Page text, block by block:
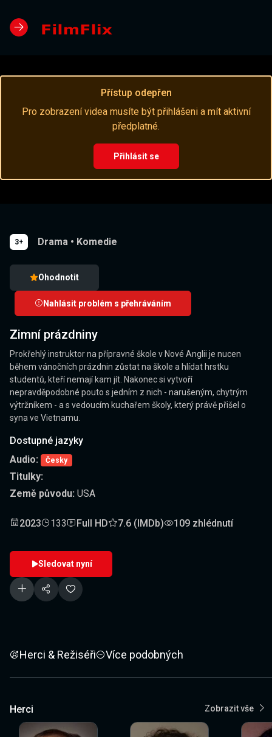
Přístup odepřen
Pro zobrazení videa musíte být přihlášeni a mít aktivní
předplatné.
Přihlásit se
3+ Drama • Komedie
Ohodnotit
Nahlásit problém s přehráváním
Zimní prázdniny
Prokřehlý instruktor na přípravné škole v Nové Anglii je nucen
během vánočních prázdnin zůstat na škole a hlídat hrstku
studentů, kteří nemají kam jít. Nakonec si vytvoří
nepravděpodobné pouto s jedním z nich - narušeným, chytrým
výtržníkem - a s vedoucím kuchařem školy, který právě přišel o
syna ve Vietnamu.
Dostupné jazyky
Audio:
Česky
Titulky:
Země původu: USA
2023 133 Full HD 7.6 (IMDb) 109 zhlédnutí
Sledovat nyní
Herci & Režiséři Více podobných
Herci Zobrazit vše